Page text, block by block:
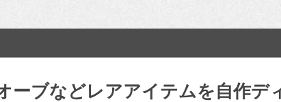
ーブなどレアアイテムを自作デ